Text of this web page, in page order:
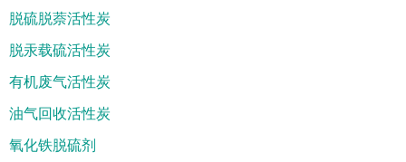
脱硫脱萘活性炭
脱汞载硫活性炭
有机废气活性炭
油气回收活性炭
氧化铁脱硫剂